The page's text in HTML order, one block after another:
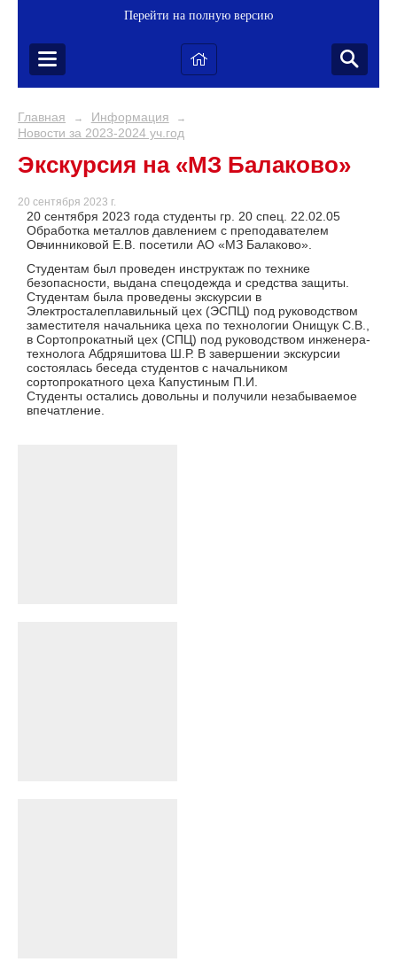
Перейти на полную версию
Главная → Информация →
Новости за 2023-2024 уч.год
Экскурсия на «МЗ Балаково»
20 сентября 2023 г.
20 сентября 2023 года студенты гр. 20 спец. 22.02.05
Обработка металлов давлением с преподавателем
Овчинниковой Е.В. посетили АО «МЗ Балаково».
Студентам был проведен инструктаж по технике
безопасности, выдана спецодежда и средства защиты.
Студентам была проведены экскурсии в
Электросталеплавильный цех (ЭСПЦ) под руководством
заместителя начальника цеха по технологии Онищук С.В.,
в Сортопрокатный цех (СПЦ) под руководством инженера-
технолога Абдряшитова Ш.Р. В завершении экскурсии
состоялась беседа студентов с начальником
сортопрокатного цеха Капустиным П.И.
Студенты остались довольны и получили незабываемое
впечатление.